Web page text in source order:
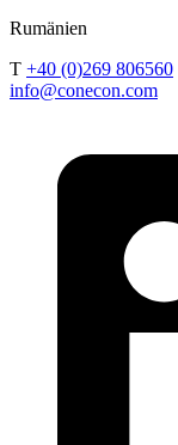
Rumänien
T +40 (0)269 806560
info@conecon.com